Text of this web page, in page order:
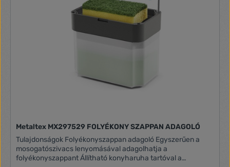
Metaltex MX297529 FOLYÉKONY SZAPPAN ADAGOLÓ
Tulajdonságok Folyékonyszappan adagoló Egyszerűen a
mosogatószivacs lenyomásával adagolhatja a
folyékonyszappant Állítható konyharuha tartóval a